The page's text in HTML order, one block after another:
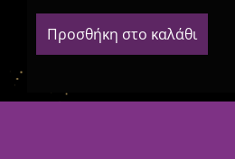
Προσθήκη στο καλάθι